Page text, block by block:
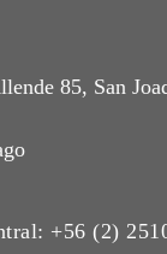
85, San
+56 (2)